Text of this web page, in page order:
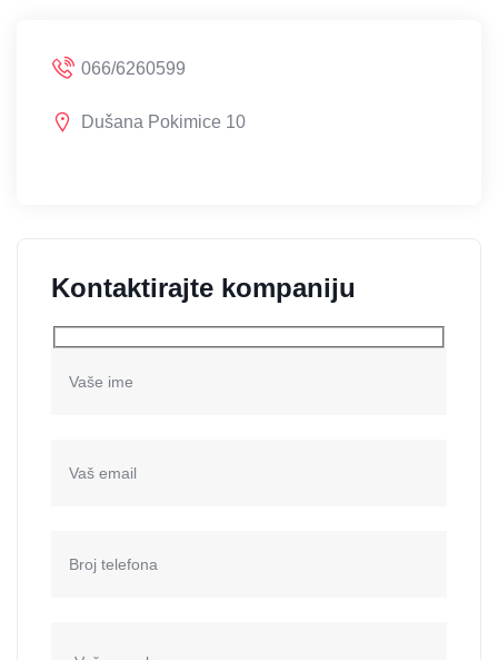
066/6260599
Dušana Pokimice 10
Kontaktirajte kompaniju